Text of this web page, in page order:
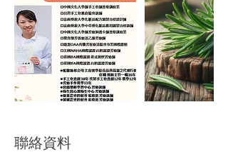
聯絡資料